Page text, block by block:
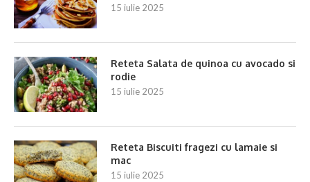
15 iulie 2025
Reteta Salata de quinoa cu avocado si
rodie
15 iulie 2025
Reteta Biscuiti fragezi cu lamaie si
mac
15 iulie 2025